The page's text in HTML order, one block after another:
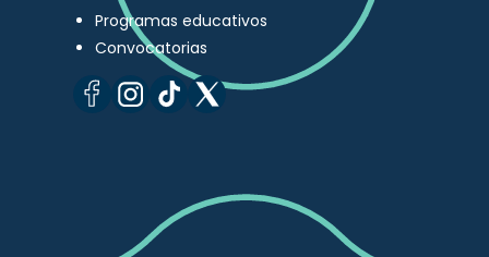
Programas educativos
Convocatorias